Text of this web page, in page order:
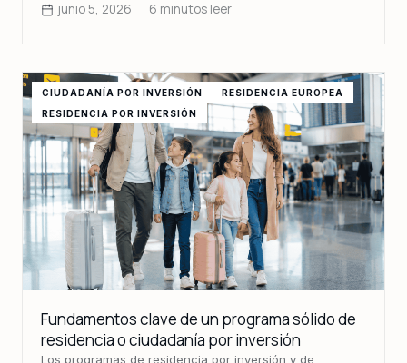
junio 5, 2026 6 minutos leer
CIUDADANÍA POR INVERSIÓN
RESIDENCIA EUROPEA
RESIDENCIA POR INVERSIÓN
Fundamentos clave de un programa sólido de
residencia o ciudadanía por inversión
Los programas de residencia por inversión y de